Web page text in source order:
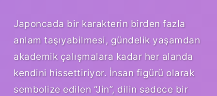
Japoncada bir karakterin birden fazla
anlam taşıyabilmesi, gündelik yaşamdan
akademik çalışmalara kadar her alanda
kendini hissettiriyor. İnsan figürü olarak
sembolize edilen “Jin”, dilin sadece bir